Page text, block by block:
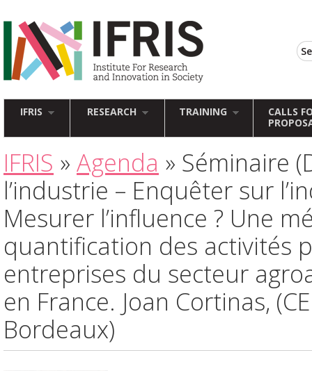
IFRIS RESEARCH TRAINING
CALLS
IFRIS » Agenda » Séminaire
l’industrie – Enquêter sur
Mesurer l’influence ? Une
quantification des activités
entreprises du secteur
en France. Joan Cortinas,
Bordeaux)